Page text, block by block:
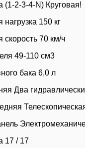
2-3-4-N) Круговая!
150 кг
скорость 70 км/ч
49-110 см3
бака 6,0 л
Два
17 / 17